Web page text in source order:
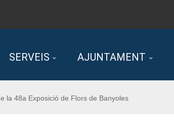
SERVEIS AJUNTAMENT
la 48a Exposició de Flors de Banyoles